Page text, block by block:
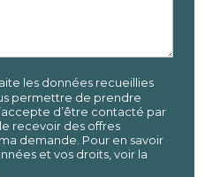
les données recueillies
permettre de prendre
d’être contacté par
recevoir des offres
demande. Pour en savoir
et vos droits, voir la